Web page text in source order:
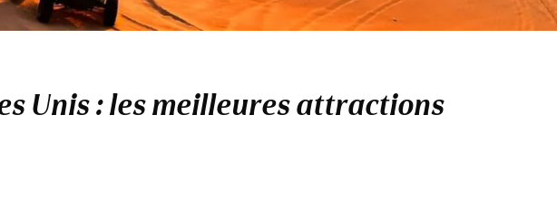
Unis : les meilleures attractions